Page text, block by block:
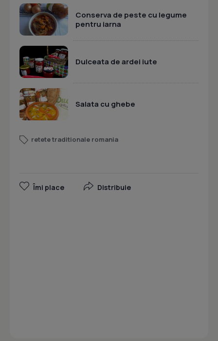
Conserva de peste cu legume
pentru iarna
Dulceata de ardei iute
Salata cu ghebe
retete traditionale romania
Îmi place Distribuie